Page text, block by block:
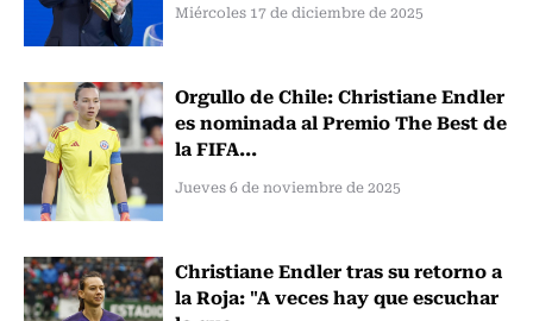
Miércoles 17 de diciembre de 2025
Orgullo de Chile: Christiane Endler
es nominada al Premio The Best de
la FIFA...
Jueves 6 de noviembre de 2025
Christiane Endler tras su retorno a
la Roja: "A veces hay que escuchar